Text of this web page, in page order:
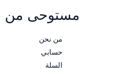
مستوحى من
من نحن
حسابي
السلة